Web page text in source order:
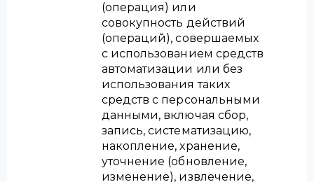
(операция) или
совокупность действий
(операций), совершаемых
с использованием средств
автоматизации или без
использования таких
средств с персональными
данными, включая сбор,
запись, систематизацию,
накопление, хранение,
уточнение (обновление,
изменение), извлечение,